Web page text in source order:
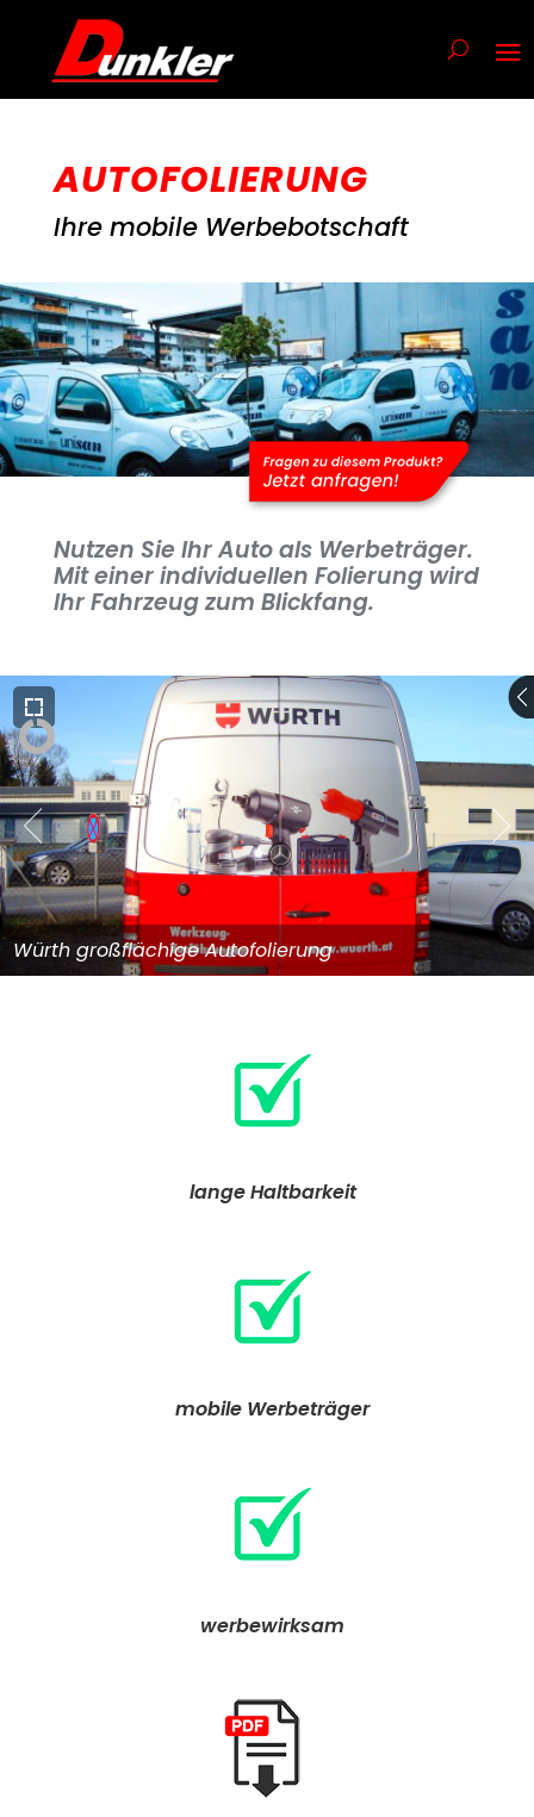
AUTOFOLIERUNG
Ihre mobile Werbebotschaft
Nutzen Sie Ihr Auto als Werbeträger.
Mit einer individuellen Folierung wird
Ihr Fahrzeug zum Blickfang.
lange Haltbarkeit
mobile Werbeträger
werbewirksam